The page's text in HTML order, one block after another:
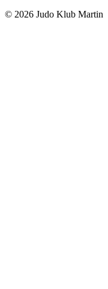
© 2026 Judo Klub Martin